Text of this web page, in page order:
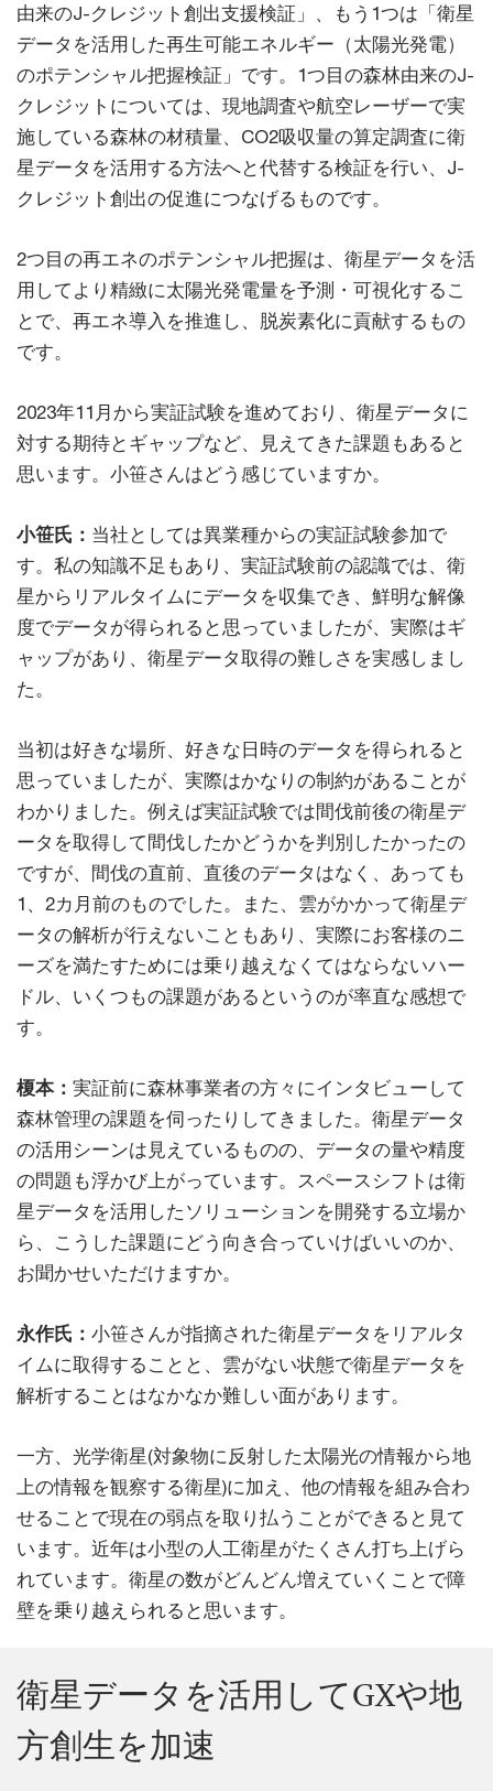
由来のJ-クレジット創出支援検証」、もう1つは「衛星
データを活用した再生可能エネルギー（太陽光発電）
のポテンシャル把握検証」です。1つ目の森林由来のJ-
クレジットについては、現地調査や航空レーザーで実
施している森林の材積量、CO2吸収量の算定調査に衛
星データを活用する方法へと代替する検証を行い、J-
クレジット創出の促進につなげるものです。
2つ目の再エネのポテンシャル把握は、衛星データを活
用してより精緻に太陽光発電量を予測・可視化するこ
とで、再エネ導入を推進し、脱炭素化に貢献するもの
です。
2023年11月から実証試験を進めており、衛星データに
対する期待とギャップなど、見えてきた課題もあると
思います。小笹さんはどう感じていますか。
小笹氏： 当社としては異業種からの実証試験参加で
す。私の知識不足もあり、実証試験前の認識では、衛
星からリアルタイムにデータを収集でき、鮮明な解像
度でデータが得られると思っていましたが、実際はギ
ャップがあり、衛星データ取得の難しさを実感しまし
た。
当初は好きな場所、好きな日時のデータを得られると
思っていましたが、実際はかなりの制約があることが
わかりました。例えば実証試験では間伐前後の衛星デ
ータを取得して間伐したかどうかを判別したかったの
ですが、間伐の直前、直後のデータはなく、あっても
1、2カ月前のものでした。また、雲がかかって衛星デ
ータの解析が行えないこともあり、実際にお客様のニ
ーズを満たすためには乗り越えなくてはならないハー
ドル、いくつもの課題があるというのが率直な感想で
す。
榎本： 実証前に森林事業者の方々にインタビューして
森林管理の課題を伺ったりしてきました。衛星データ
の活用シーンは見えているものの、データの量や精度
の問題も浮かび上がっています。スペースシフトは衛
星データを活用したソリューションを開発する立場か
ら、こうした課題にどう向き合っていけばいいのか、
お聞かせいただけますか。
永作氏： 小笹さんが指摘された衛星データをリアルタ
イムに取得することと、雲がない状態で衛星データを
解析することはなかなか難しい面があります。
一方、光学衛星(対象物に反射した太陽光の情報から地
上の情報を観察する衛星)に加え、他の情報を組み合わ
せることで現在の弱点を取り払うことができると見て
います。近年は小型の人工衛星がたくさん打ち上げら
れています。衛星の数がどんどん増えていくことで障
壁を乗り越えられると思います。
衛星データを活用してGXや地
方創生を加速